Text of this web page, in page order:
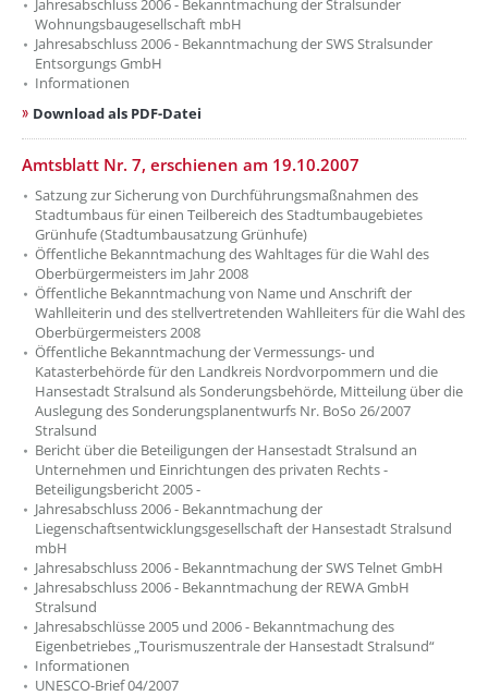
Jahresabschluss 2006 - Bekanntmachung der Stralsunder
Wohnungsbaugesellschaft mbH
Jahresabschluss 2006 - Bekanntmachung der SWS Stralsunder
Entsorgungs GmbH
Informationen
Download als PDF-Datei
Amtsblatt Nr. 7, erschienen am 19.10.2007
Satzung zur Sicherung von Durchführungsmaßnahmen des
Stadtumbaus für einen Teilbereich des Stadtumbaugebietes
Grünhufe (Stadtumbausatzung Grünhufe)
Öffentliche Bekanntmachung des Wahltages für die Wahl des
Oberbürgermeisters im Jahr 2008
Öffentliche Bekanntmachung von Name und Anschrift der
Wahlleiterin und des stellvertretenden Wahlleiters für die Wahl des
Oberbürgermeisters 2008
Öffentliche Bekanntmachung der Vermessungs- und
Katasterbehörde für den Landkreis Nordvorpommern und die
Hansestadt Stralsund als Sonderungsbehörde, Mitteilung über die
Auslegung des Sonderungsplanentwurfs Nr. BoSo 26/2007
Stralsund
Bericht über die Beteiligungen der Hansestadt Stralsund an
Unternehmen und Einrichtungen des privaten Rechts -
Beteiligungsbericht 2005 -
Jahresabschluss 2006 - Bekanntmachung der
Liegenschaftsentwicklungsgesellschaft der Hansestadt Stralsund
mbH
Jahresabschluss 2006 - Bekanntmachung der SWS Telnet GmbH
Jahresabschluss 2006 - Bekanntmachung der REWA GmbH
Stralsund
Jahresabschlüsse 2005 und 2006 - Bekanntmachung des
Eigenbetriebes „Tourismuszentrale der Hansestadt Stralsund“
Informationen
UNESCO-Brief 04/2007